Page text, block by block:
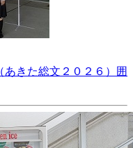
きた総文２０２６）囲